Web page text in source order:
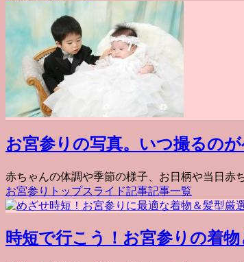
お宮参りの写真。いつ撮るの
赤ちゃんの体調や季節の様子、お日柄や当日赤
お宮参り トップスライド記事記事一覧
時短で行こう！お宮参りの着